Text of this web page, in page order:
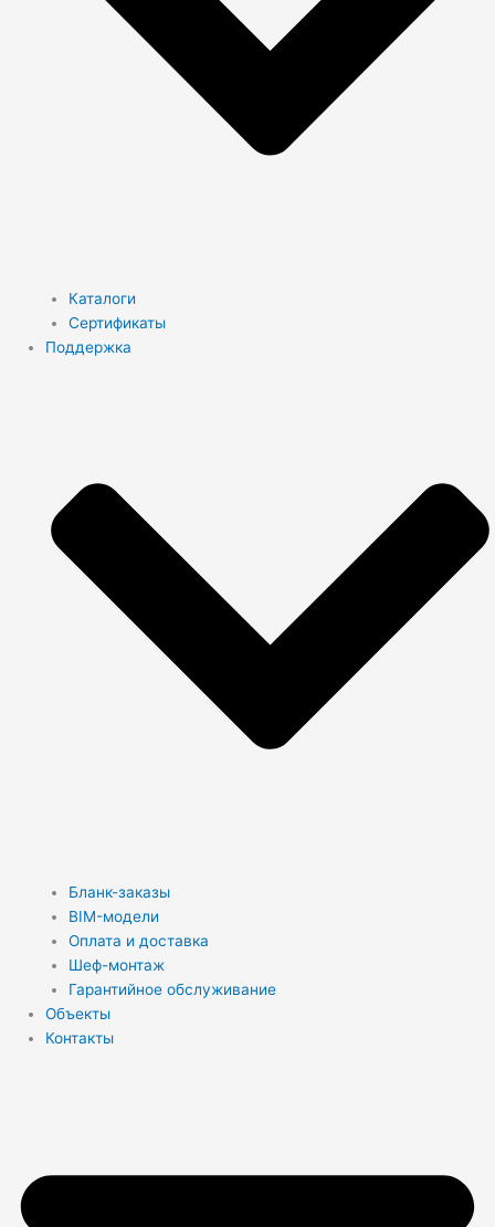
Каталоги
Сертификаты
Поддержка
Бланк-заказы
BIM-модели
Оплата и доставка
Шеф-монтаж
Гарантийное обслуживание
Объекты
Контакты